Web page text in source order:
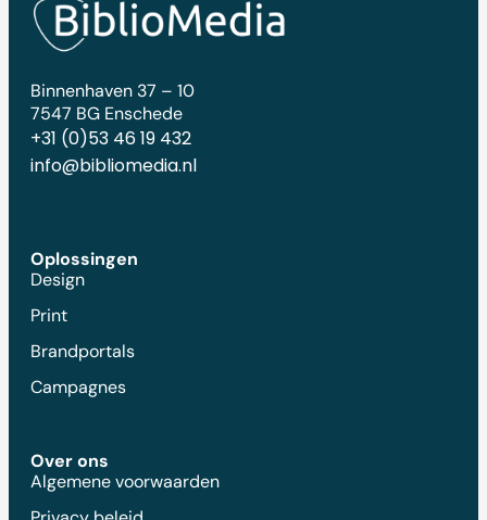
Binnenhaven 37 – 10
7547 BG Enschede
+31 (0)53 46 19 432
info@bibliomedia.nl
Oplossingen
Design
Print
Brandportals
Campagnes
Over ons
Algemene voorwaarden